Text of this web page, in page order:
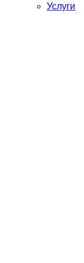
Услуги